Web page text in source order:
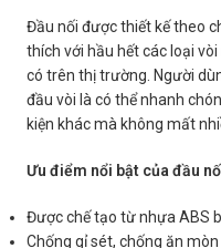
Đầu nối được thiết kế theo
thích với hầu hết các loại
có trên thị trường. Người
đầu vòi là có thể nhanh
kiện khác mà không mất
Ưu điểm nổi bật của đầu
Được chế tạo từ nhựa ABS
Chống gỉ sét, chống ăn